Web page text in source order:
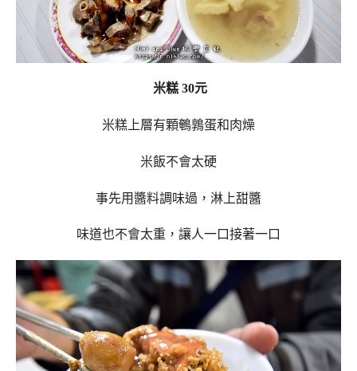
米糕 30元
米糕上層有顆鵪鶉蛋和肉燥
米飯不會太硬
事先用醬料調味過，淋上甜醬
味道也不會太重，讓人一口接著一口